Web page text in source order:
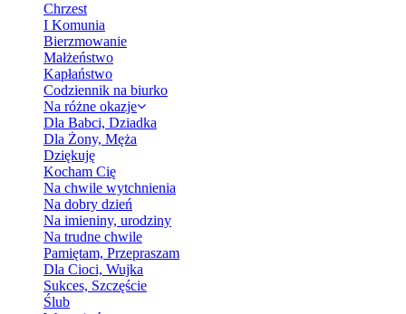
Chrzest
I Komunia
Bierzmowanie
Małżeństwo
Kapłaństwo
Codziennik na biurko
Na różne okazje
Dla Babci, Dziadka
Dla Żony, Męża
Dziękuję
Kocham Cię
Na chwile wytchnienia
Na dobry dzień
Na imieniny, urodziny
Na trudne chwile
Pamiętam, Przepraszam
Dla Cioci, Wujka
Sukces, Szczęście
Ślub